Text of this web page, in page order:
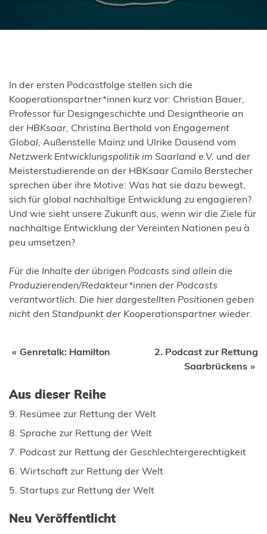
In der ersten Podcastfolge stellen sich die
Kooperationspartner*innen kurz vor: Christian Bauer,
Professor für Designgeschichte und Designtheorie an
der HBKsaar, Christina Berthold von Engagement
Global, Außenstelle Mainz und Ulrike Dausend vom
Netzwerk Entwicklungspolitik im Saarland e.V. und der
Meisterstudierende an der HBKsaar Camilo Berstecher
sprechen über ihre Motive: Was hat sie dazu bewegt,
sich für global nachhaltige Entwicklung zu engagieren?
Und wie sieht unsere Zukunft aus, wenn wir die Ziele für
nachhaltige Entwicklung der Vereinten Nationen peu à
peu umsetzen?
Für die Inhalte der übrigen Podcasts sind allein die
Produzierenden/Redakteur*innen der Podcasts
verantwortlich. Die hier dargestellten Positionen geben
nicht den Standpunkt der Kooperationspartner wieder.
Beitragsnavigation
Genretalk: Hamilton
2. Podcast zur Rettung
Saarbrückens
Aus dieser Reihe
9. Resümee zur Rettung der Welt
8. Sprache zur Rettung der Welt
7. Podcast zur Rettung der Geschlechtergerechtigkeit
6. Wirtschaft zur Rettung der Welt
5. Startups zur Rettung der Welt
Neu Veröffentlicht